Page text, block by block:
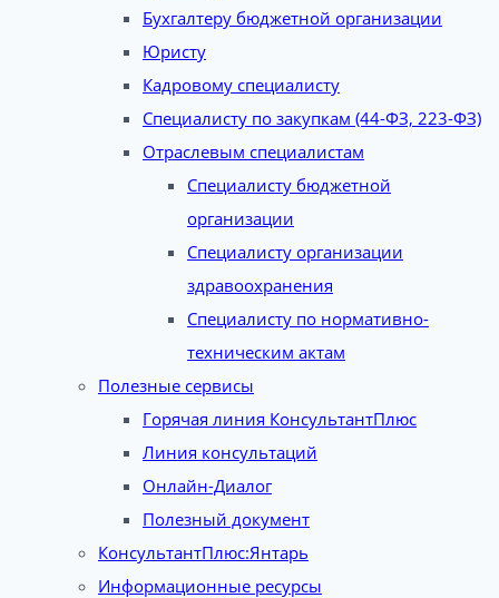
Бухгалтеру бюджетной организации
Юристу
Кадровому специалисту
Специалисту по закупкам (44-ФЗ, 223-ФЗ)
Отраслевым специалистам
Специалисту бюджетной
организации
Специалисту организации
здравоохранения
Специалисту по нормативно-
техническим актам
Полезные сервисы
Горячая линия КонсультантПлюс
Линия консультаций
Онлайн-Диалог
Полезный документ
КонсультантПлюс:Янтарь
Информационные ресурсы